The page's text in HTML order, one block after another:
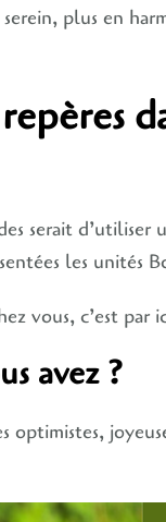
plus en
serait d’utiliser
les unités
vous, c’est par
avez ?